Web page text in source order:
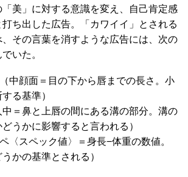
美」に対する意識を変え、自己肯定感
ち出した広告。「カワイイ」とされる
その言葉を消すような広告には、次の
いた。
中顔面＝目の下から唇までの長さ。小
る基準）
中＝鼻と上唇の間にある溝の部分。溝の
うかに影響すると言われる）
〈スペック値〉＝身長−体重の数値。
かの基準とされる）